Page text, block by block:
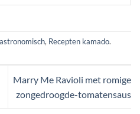
, Recepten kamado.
Marry Me Ravioli met romige
zongedroogde-tomatensaus